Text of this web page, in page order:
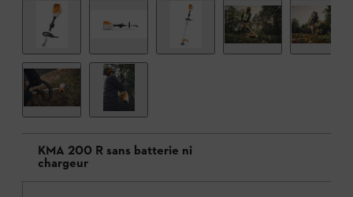
KMA 200 R sans batterie ni
chargeur